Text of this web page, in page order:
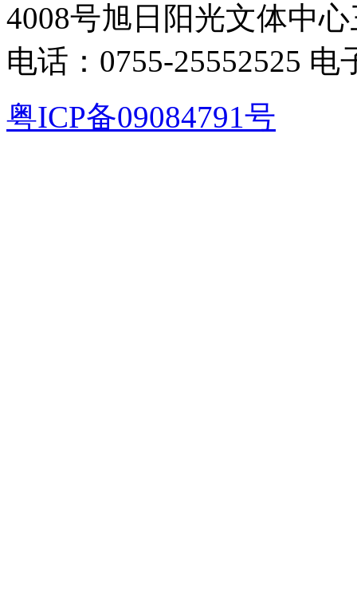
4008号旭日阳光文体中
电话：0755-25552525 电
粤ICP备09084791号